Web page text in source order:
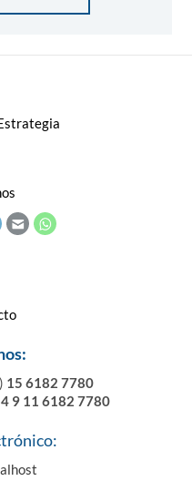
15 6182 7780
9 11 6182 7780